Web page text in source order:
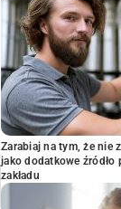
Zarabiaj na tym, że nie
jako dodatkowe
zakładu